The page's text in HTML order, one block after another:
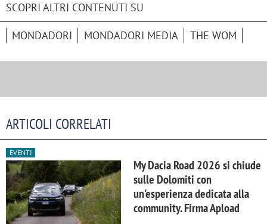
SCOPRI ALTRI CONTENUTI SU
MONDADORI MONDADORI MEDIA THE WOM
ARTICOLI CORRELATI
EVENTI
My Dacia Road 2026 si chiude
sulle Dolomiti con
un'esperienza dedicata alla
community. Firma Apload